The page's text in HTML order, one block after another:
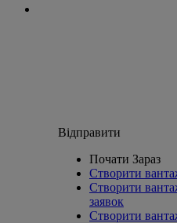
Відправити
Почати Зараз
Створити
Створити
заявок
Створити